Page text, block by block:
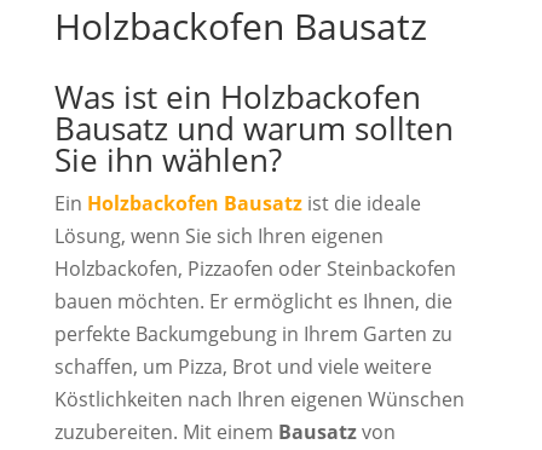
Holzbackofen Bausatz
Was ist ein Holzbackofen
Bausatz und warum sollten
Sie ihn wählen?
Ein Holzbackofen Bausatzist die ideale
Lösung, wenn Sie sich Ihren eigenen
Holzbackofen, Pizzaofen oder Steinbackofen
bauen möchten. Er ermöglicht es Ihnen, die
perfekte Backumgebung in Ihrem Garten zu
schaffen, um Pizza, Brot und viele weitere
Köstlichkeiten nach Ihren eigenen Wünschen
zuzubereiten. Mit einem Bausatzvon